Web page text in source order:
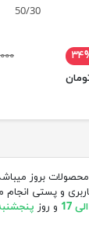
50/30
بروز
و پستی انجام
و روز پنجشنبه از